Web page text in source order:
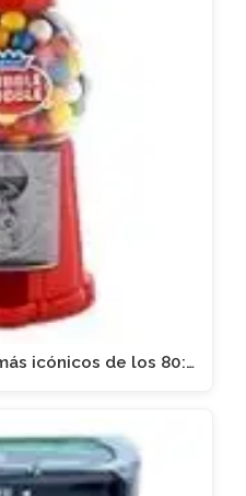
icónicos de los 80:…